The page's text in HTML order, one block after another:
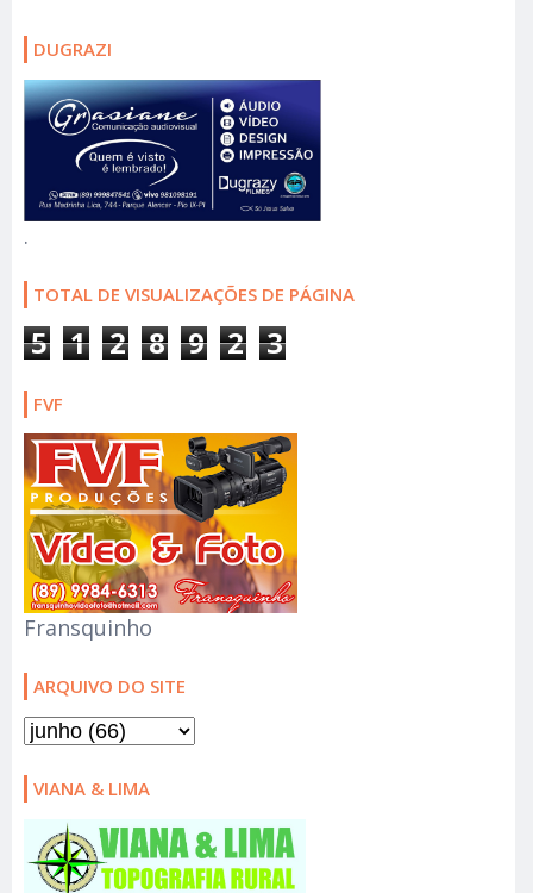
DUGRAZI
.
TOTAL DE VISUALIZAÇÕES DE PÁGINA
5 1 2 8 9 2 3
FVF
Fransquinho
ARQUIVO DO SITE
VIANA & LIMA